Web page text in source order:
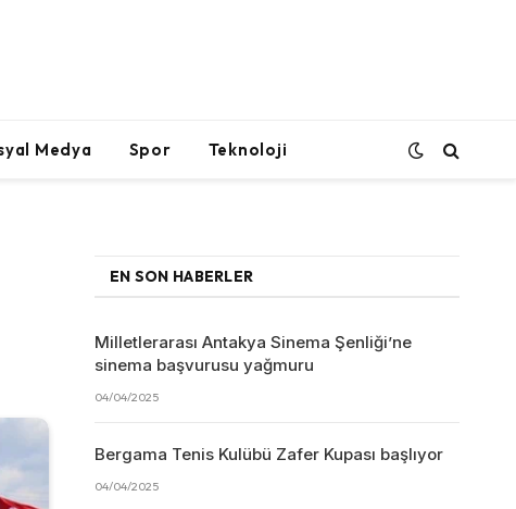
Medya Spor Teknoloji
EN SON HABERLER
Milletlerarası Antakya Sinema Şenliği’ne
sinema başvurusu yağmuru
04/04/2025
Bergama Tenis Kulübü Zafer Kupası başlıyor
04/04/2025